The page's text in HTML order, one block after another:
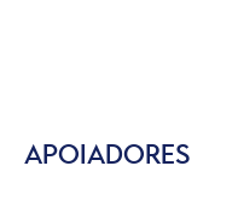
APOIADORES